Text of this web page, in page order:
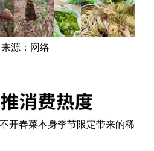
源：网络
开春菜本身季节限定带来的稀